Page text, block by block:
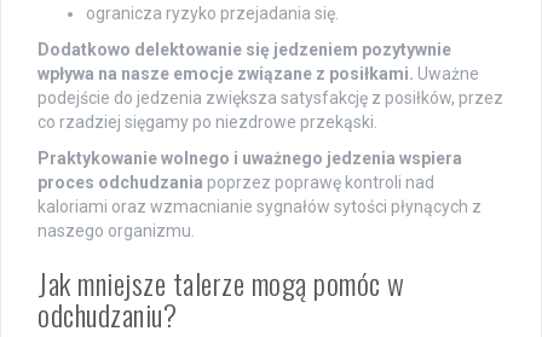
ogranicza ryzyko przejadania się.
Dodatkowo delektowanie się jedzeniem pozytywnie
wpływa na nasze emocje związane z posiłkami. Uważne
podejście do jedzenia zwiększa satysfakcję z posiłków, przez
co rzadziej sięgamy po niezdrowe przekąski.
Praktykowanie wolnego i uważnego jedzenia wspiera
proces odchudzania poprzez poprawę kontroli nad
kaloriami oraz wzmacnianie sygnałów sytości płynących z
naszego organizmu.
Jak mniejsze talerze mogą pomóc w
odchudzaniu?